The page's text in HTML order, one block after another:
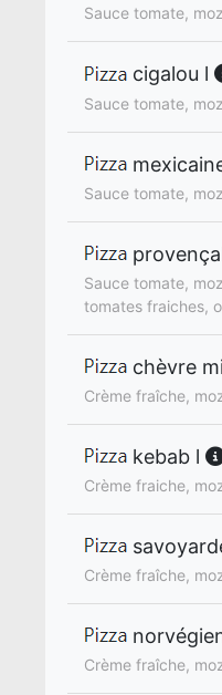
Sauce tomate,
cigalou l
Sauce tomate,
Sauce tomate,
Sauce tomate,
tomates fraiches,
chèvre
Crème fraîche,
kebab l
Crème fraiche,
Crème fraîche,
Crème fraîche,